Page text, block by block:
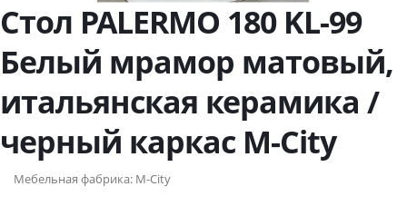
Стол PALERMO 180 KL-99
Белый мрамор матовый,
итальянская керамика /
черный каркас М-City
Мебельная фабрика: M-City